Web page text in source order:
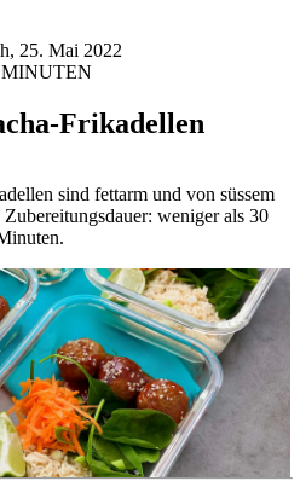
25. Mai 2022
MINUTEN
Frikadellen
sind fettarm und von süssem
weniger als 30